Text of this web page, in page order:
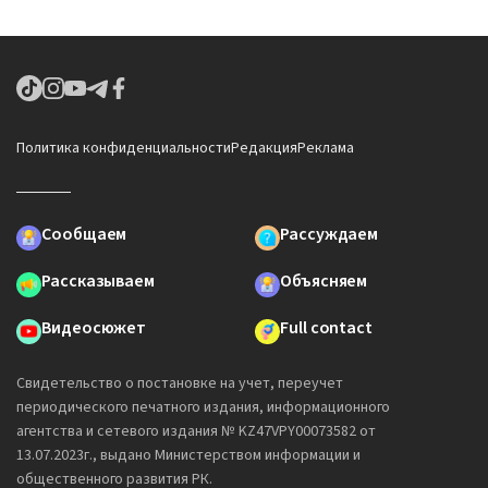
Политика конфиденциальностиРедакцияРеклама
Сообщаем
Рассуждаем
Рассказываем
Объясняем
Видеосюжет
Full contact
Свидетельство о постановке на учет, переучет
периодического печатного издания, информационного
агентства и сетевого издания № KZ47VPY00073582 от
13.07.2023г., выдано Министерством информации и
общественного развития РК.